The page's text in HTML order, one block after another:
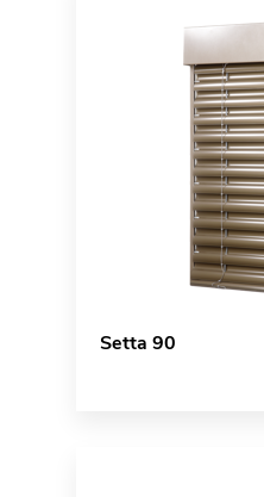
Setta 90